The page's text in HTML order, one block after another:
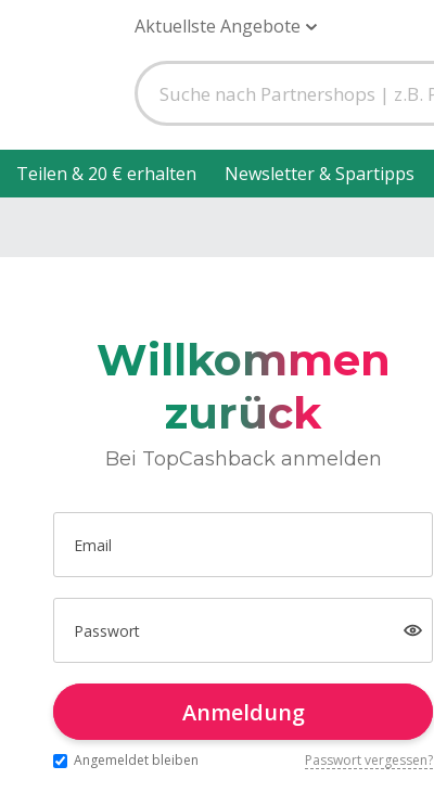
Aktuellste Angebote
Teilen & 20 € erhalten Newsletter & Spartipps
Willkommen
zurück
Bei TopCashback anmelden
Email
Passwort
Anmeldung
Angemeldet bleiben Passwort vergessen?